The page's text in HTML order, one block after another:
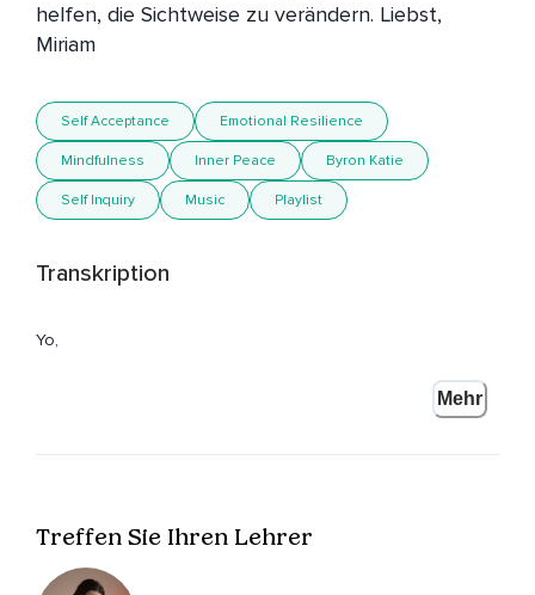
helfen, die Sichtweise zu verändern. Liebst,
Miriam
Self Acceptance Emotional Resilience
Mindfulness Inner Peace Byron Katie
Self Inquiry Music Playlist
Transkription
Yo,
Und heute möchte ich über ein Thema sprechen,
Mehr
Treffen Sie Ihren Lehrer